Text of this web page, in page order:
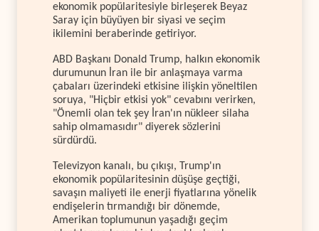
ekonomik popülaritesiyle birleşerek Beyaz
Saray için büyüyen bir siyasi ve seçim
ikilemini beraberinde getiriyor.
ABD Başkanı Donald Trump, halkın ekonomik
durumunun İran ile bir anlaşmaya varma
çabaları üzerindeki etkisine ilişkin yöneltilen
soruya, "Hiçbir etkisi yok" cevabını verirken,
"Önemli olan tek şey İran'ın nükleer silaha
sahip olmamasıdır" diyerek sözlerini
sürdürdü.
Televizyon kanalı, bu çıkışı, Trump'ın
ekonomik popülaritesinin düşüşe geçtiği,
savaşın maliyeti ile enerji fiyatlarına yönelik
endişelerin tırmandığı bir dönemde,
Amerikan toplumunun yaşadığı geçim